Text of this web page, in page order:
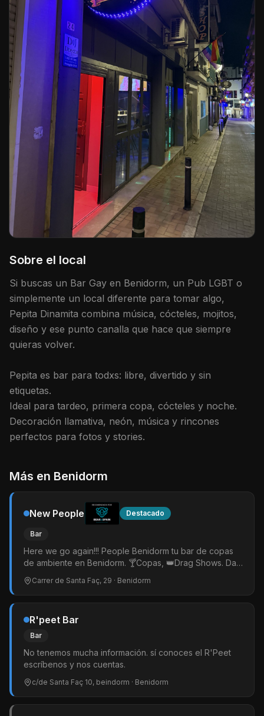
Sobre el local
Si buscas un Bar Gay en Benidorm, un Pub LGBT o
simplemente un local diferente para tomar algo,
Pepita Dinamita combina música, cócteles, mojitos,
diseño y ese punto canalla que hace que siempre
quieras volver.
Pepita es bar para todxs: libre, divertido y sin
etiquetas.
Ideal para tardeo, primera copa, cócteles y noche.
Decoración llamativa, neón, música y rincones
perfectos para fotos y stories.
Más en Benidorm
New People Destacado
Bar
Here we go again!!! People Benidorm tu bar de copas
de ambiente en Benidorm. 🍸Copas, 👑Drag Shows. Dark
Room. New People Benidorm, más de 100 m2 para
pasartelo bien. Espectáculos de las mejores Drags. Un
gran cuarto oscuro con pantalla de video.
Carrer de Santa Faç, 29 · Benidorm
R'peet Bar
Bar
No tenemos mucha información. sí conoces el R'Peet
escríbenos y nos cuentas.
c/de Santa Faç 10, beindorm · Benidorm